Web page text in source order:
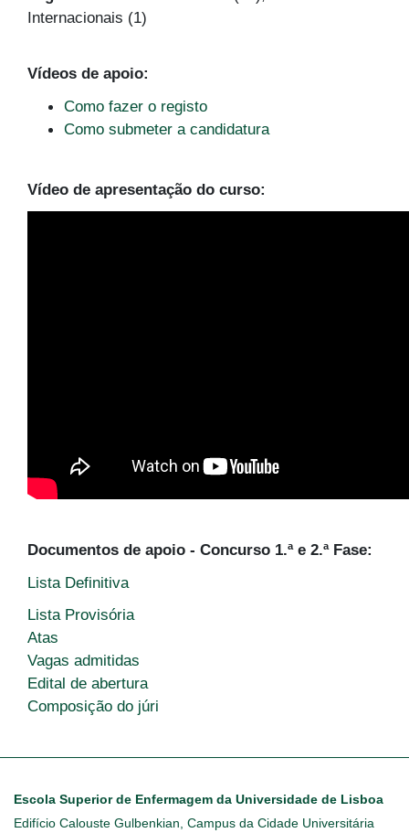
Internacionais (1)
Vídeos de apoio:
Como fazer o registo
Como submeter a candidatura
Vídeo de apresentação do curso:
Documentos de apoio - Concurso 1.ª e 2.ª Fase:
Lista Definitiva
Lista Provisória
Atas
Vagas admitidas
Edital de abertura
Composição do júri
Escola Superior de Enfermagem da Universidade de Lisboa
Edifício Calouste Gulbenkian, Campus da Cidade Universitária